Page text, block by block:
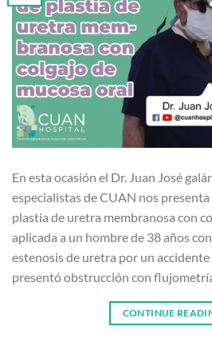
En esta ocasión el Dr. Juan José
especialistas de CUAN nos
plastia de uretra membranosa con
aplicada a un hombre de 38 años
estenosis de uretra por un
presentó obstrucción con
CONTINUE